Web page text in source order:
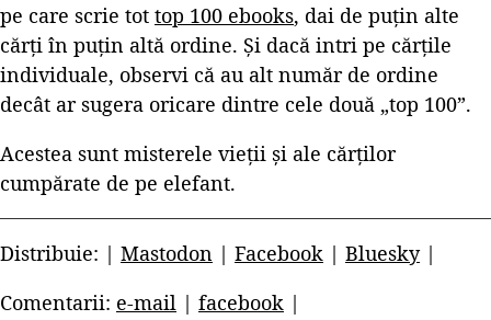
pe care scrie tot top 100 ebooks, dai de puțin alte
cărți în puțin altă ordine. Și dacă intri pe cărțile
individuale, observi că au alt număr de ordine
decât ar sugera oricare dintre cele două „top 100”.
Acestea sunt misterele vieții și ale cărților
cumpărate de pe elefant.
Distribuie: | Mastodon | Facebook | Bluesky|
Comentarii: e-mail | facebook |